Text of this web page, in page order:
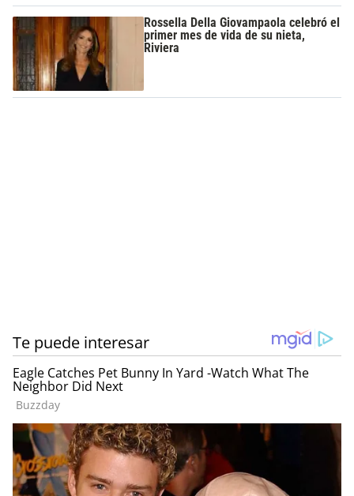
Rossella Della Giovampaola celebró el
primer mes de vida de su nieta,
Riviera